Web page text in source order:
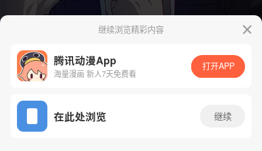
App免费看
继续浏览精彩内容
腾讯动漫App
海量漫画 新人7天免费看
打开APP
在此处浏览 继续